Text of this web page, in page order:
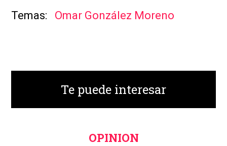
Omar González Moreno
Te puede interesar
OPINION